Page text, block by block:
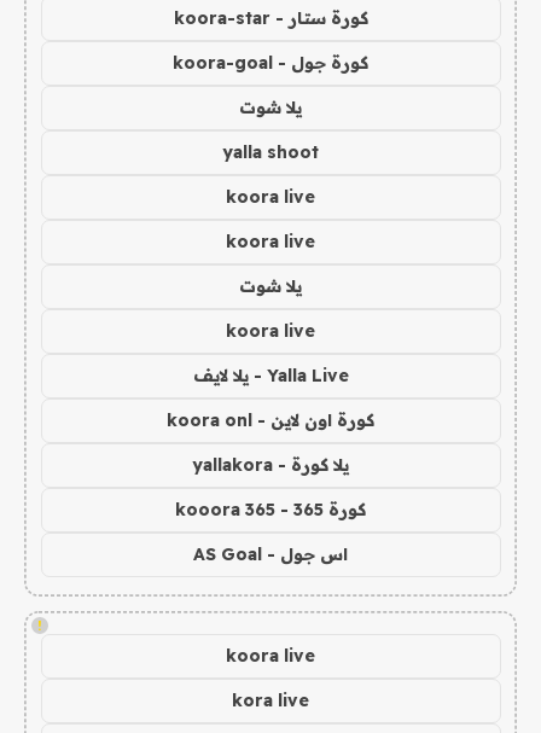
كورة ستار - koora-star
كورة جول - koora-goal
يلا شوت
yalla shoot
koora live
koora live
يلا شوت
koora live
Yalla Live - يلا لايف
كورة اون لاين - koora onl
يلا كورة - yallakora
كورة 365 - kooora 365
اس جول - AS Goal
!
koora live
kora live